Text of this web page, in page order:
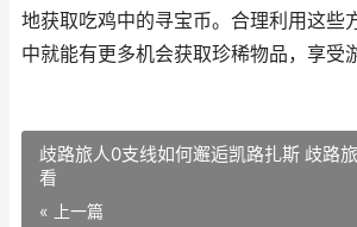
地获取吃鸡中的寻宝币。合理利用这些
中就能有更多机会获取珍稀物品，享受
歧路旅人0支线如何邂逅凯路扎斯 歧路
看
« 上一篇